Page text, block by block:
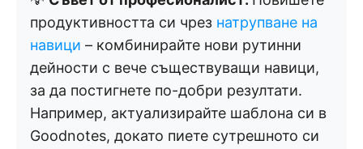
продуктивността си чрез натрупване на
навици – комбинирайте нови рутинни
дейности с вече съществуващи навици,
за да постигнете по-добри резултати.
Например, актуализирайте шаблона си в
Goodnotes, докато пиете сутрешното си